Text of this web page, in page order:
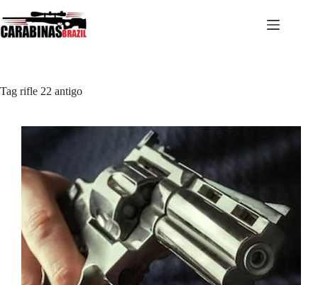
para
o
Tag rifle 22 antigo